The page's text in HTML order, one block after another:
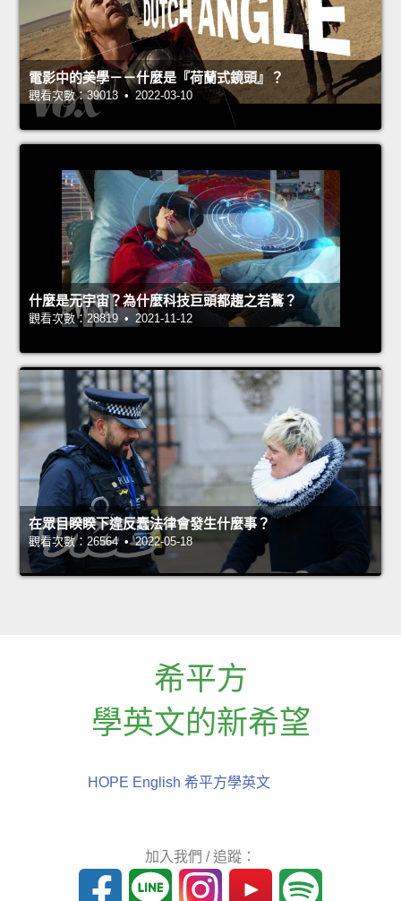
電影中的美學－－什麼是『荷蘭式鏡頭』？
觀看次數：39013 • 2022-03-10
什麼是元宇宙？為什麼科技巨頭都趨之若鶩？
觀看次數：28819 • 2021-11-12
在眾目睽睽下違反蠢法律會發生什麼事？
觀看次數：26564 • 2022-05-18
希平方
學英文的新希望
HOPE English 希平方學英文
加入我們 / 追蹤：